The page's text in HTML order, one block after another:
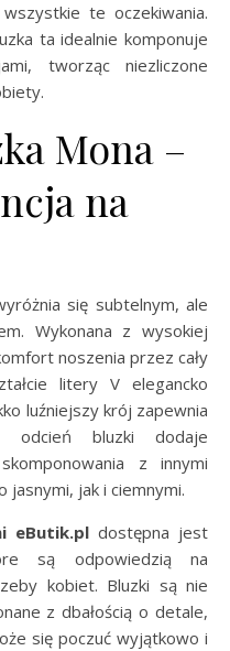
te oczekiwania.
ta idealnie komponuje
tworząc niezliczone
Mona –
na
się subtelnym, ale
Wykonana z wysokiej
noszenia przez cały
litery V elegancko
luźniejszy krój zapewnia
odcień bluzki dodaje
z innymi
jak i ciemnymi.
eButik.pldostępna jest
są odpowiedzią na
kobiet. Bluzki są nie
z dbałością o detale,
się poczuć wyjątkowo i